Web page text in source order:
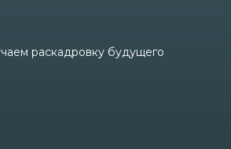
раскадровку будущего